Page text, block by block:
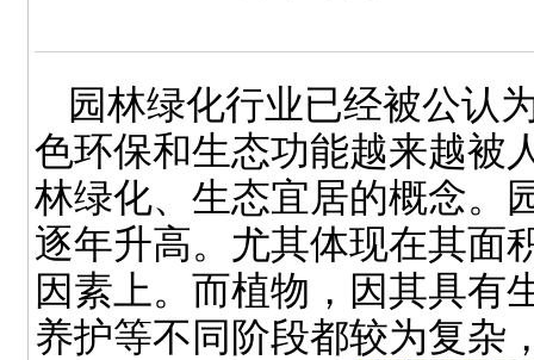
园林绿化行业已经被公认
色环保和生态功能越来越被
林绿化、生态宜居的概念。
逐年升高。尤其体现在其面
因素上。而植物，因其具有
养护等不同阶段都较为复杂